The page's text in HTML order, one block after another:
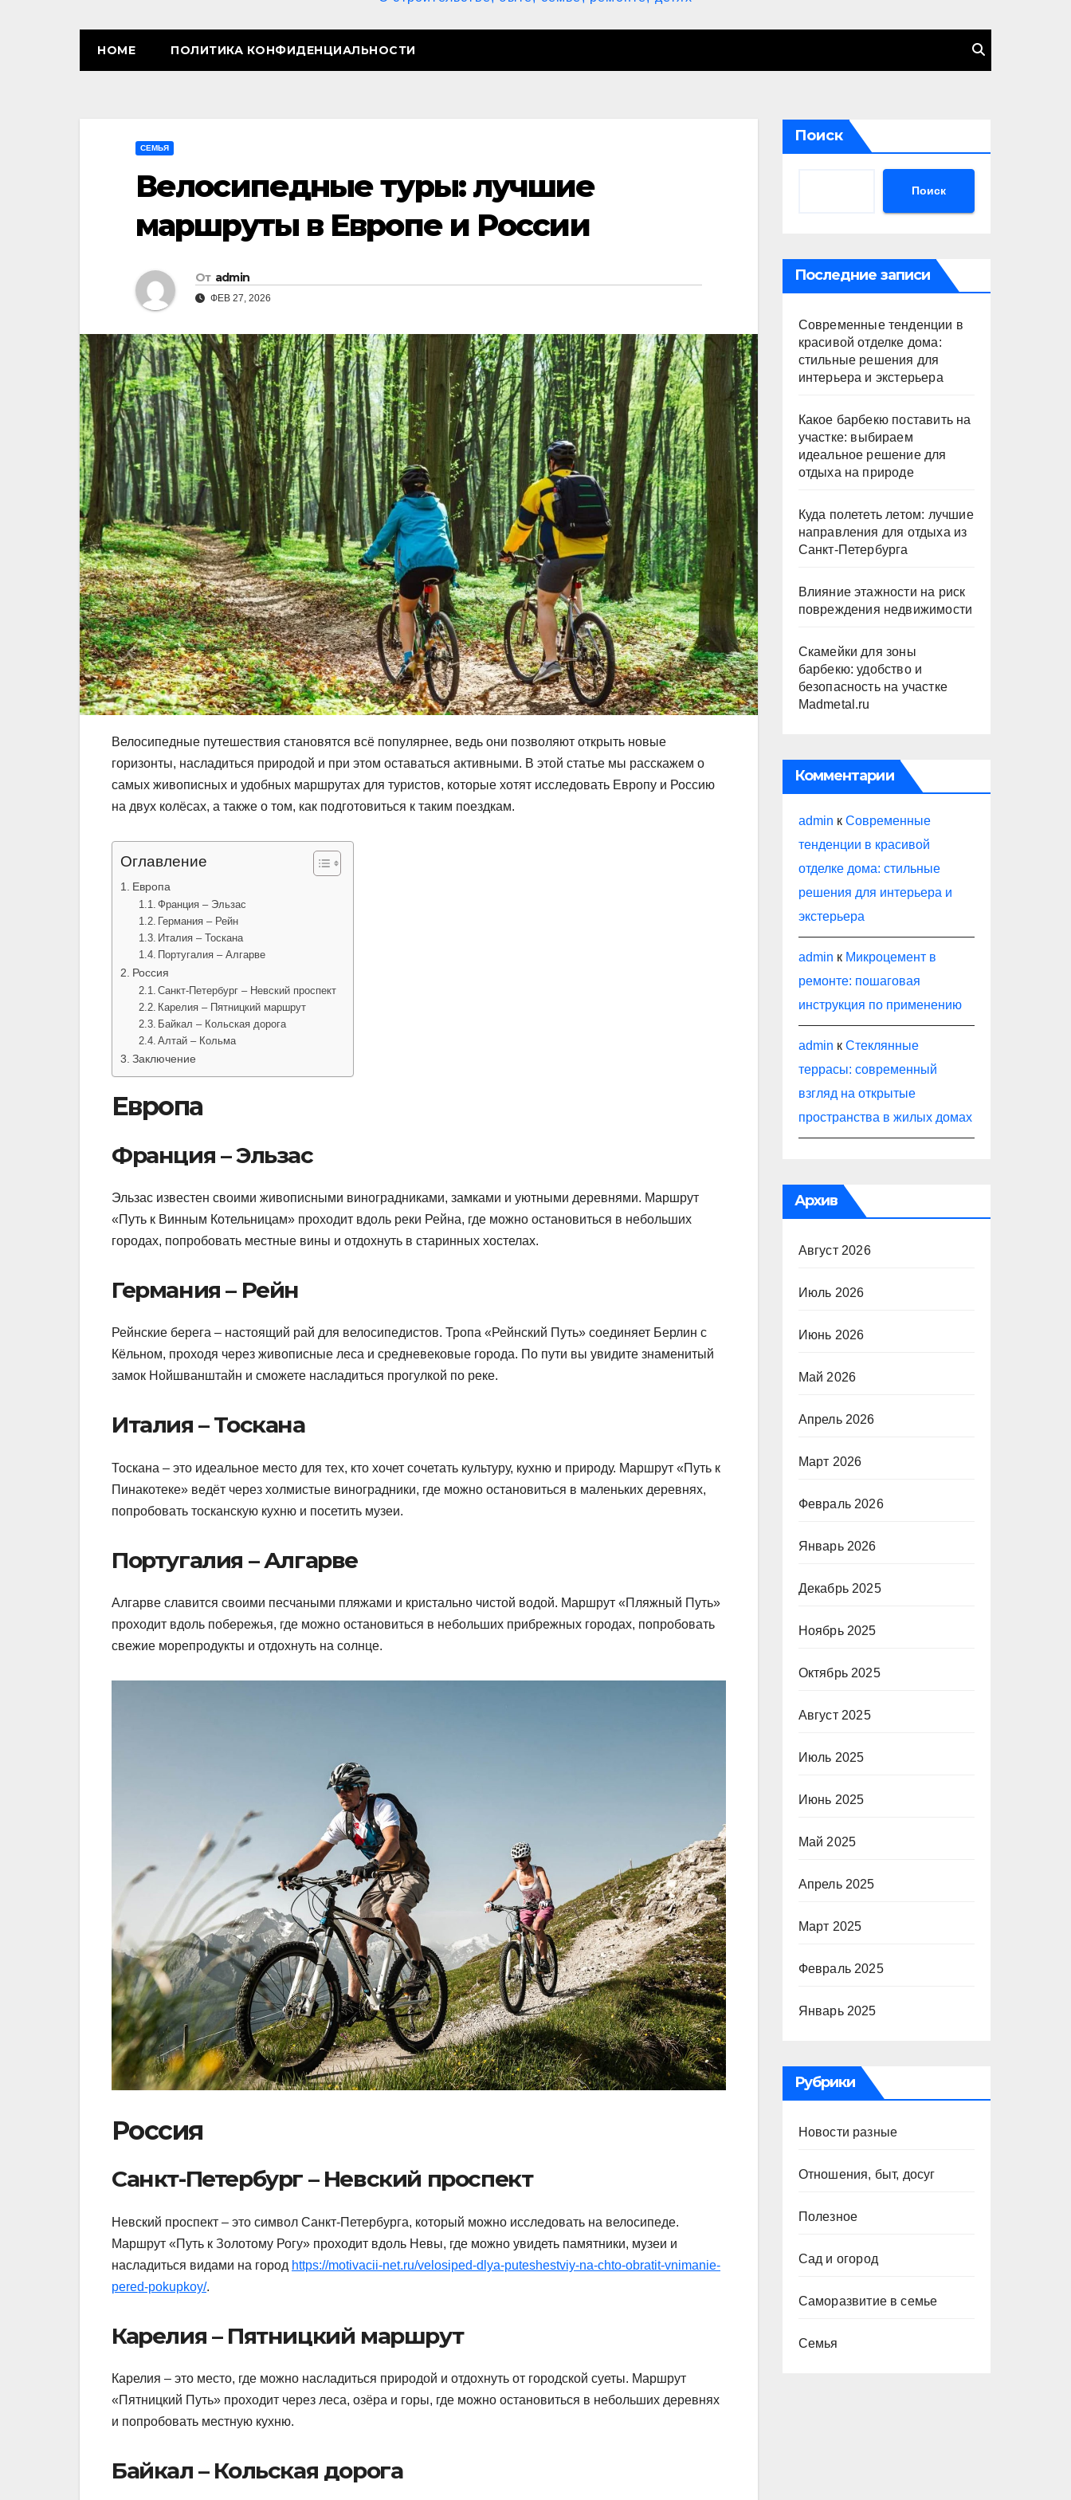
HOME ПОЛИТИКА КОНФИДЕНЦИАЛЬНОСТИ
СЕМЬЯ
Велосипедные туры: лучшие
маршруты в Европе и России
От admin
ФЕВ 27, 2026
Велосипедные путешествия становятся всё популярнее, ведь они позволяют открыть новые
горизонты, насладиться природой и при этом оставаться активными. В этой статье мы расскажем о
самых живописных и удобных маршрутах для туристов, которые хотят исследовать Европу и Россию
на двух колёсах, а также о том, как подготовиться к таким поездкам.
Оглавление
Европа
Франция – Эльзас
Германия – Рейн
Италия – Тоскана
Португалия – Алгарве
Россия
Санкт-Петербург – Невский проспект
Карелия – Пятницкий маршрут
Байкал – Кольская дорога
Алтай – Кольма
Заключение
Европа
Франция – Эльзас
Эльзас известен своими живописными виноградниками, замками и уютными деревнями. Маршрут
«Путь к Винным Котельницам» проходит вдоль реки Рейна, где можно остановиться в небольших
городах, попробовать местные вины и отдохнуть в старинных хостелах.
Германия – Рейн
Рейнские берега – настоящий рай для велосипедистов. Тропа «Рейнский Путь» соединяет Берлин с
Кёльном, проходя через живописные леса и средневековые города. По пути вы увидите знаменитый
замок Нойшванштайн и сможете насладиться прогулкой по реке.
Италия – Тоскана
Тоскана – это идеальное место для тех, кто хочет сочетать культуру, кухню и природу. Маршрут «Путь к
Пинакотеке» ведёт через холмистые виноградники, где можно остановиться в маленьких деревнях,
попробовать тосканскую кухню и посетить музеи.
Португалия – Алгарве
Алгарве славится своими песчаными пляжами и кристально чистой водой. Маршрут «Пляжный Путь»
проходит вдоль побережья, где можно остановиться в небольших прибрежных городах, попробовать
свежие морепродукты и отдохнуть на солнце.
Россия
Санкт-Петербург – Невский проспект
Невский проспект – это символ Санкт-Петербурга, который можно исследовать на велосипеде.
Маршрут «Путь к Золотому Рогу» проходит вдоль Невы, где можно увидеть памятники, музеи и
насладиться видами на город https://motivacii-net.ru/velosiped-dlya-puteshestviy-na-chto-obratit-vnimanie-
pered-pokupkoy/.
Карелия – Пятницкий маршрут
Карелия – это место, где можно насладиться природой и отдохнуть от городской суеты. Маршрут
«Пятницкий Путь» проходит через леса, озёра и горы, где можно остановиться в небольших деревнях
и попробовать местную кухню.
Байкал – Кольская дорога
Поиск
Поиск
Последние записи
Современные тенденции в
красивой отделке дома:
стильные решения для
интерьера и экстерьера
Какое барбекю поставить на
участке: выбираем
идеальное решение для
отдыха на природе
Куда полететь летом: лучшие
направления для отдыха из
Санкт-Петербурга
Влияние этажности на риск
повреждения недвижимости
Скамейки для зоны
барбекю: удобство и
безопасность на участке
Madmetal.ru
Комментарии
admin к Современные
тенденции в красивой
отделке дома: стильные
решения для интерьера и
экстерьера
admin к Микроцемент в
ремонте: пошаговая
инструкция по применению
admin к Стеклянные
террасы: современный
взгляд на открытые
пространства в жилых домах
Архив
Август 2026
Июль 2026
Июнь 2026
Май 2026
Апрель 2026
Март 2026
Февраль 2026
Январь 2026
Декабрь 2025
Ноябрь 2025
Октябрь 2025
Август 2025
Июль 2025
Июнь 2025
Май 2025
Апрель 2025
Март 2025
Февраль 2025
Январь 2025
Рубрики
Новости разные
Отношения, быт, досуг
Полезное
Сад и огород
Саморазвитие в семье
Семья